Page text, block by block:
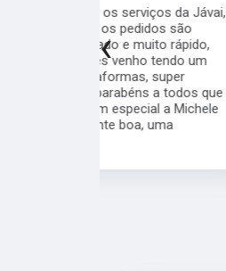
Sou cliente da
muito pela
Todos
deixar o cliente
embalagem,
comunicação
vale à pena ou
‹